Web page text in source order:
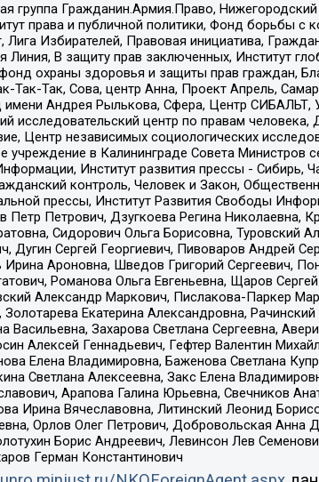
группа Гражданин.Армия.Право,
права и публичной политики, Фонд борьбы
Лига Избирателей, Правовая инициатива,
Линия, В защиту прав заключенных, Институт
охраны здоровья и защиты прав граждан,
Так-Так, Сова, центр Анна, Проект Апрель,
имени Андрея Рылькова, Сфера, Центр СИБАЛЬТ,
исследовательский центр по правам
Центр независимых социологических
учреждение в Калининграде Совета
Институт развития прессы - Сибирь,
контроль, Человек и Закон,
прессы, Институт Развития Свободы
Петр Петрович, Дзугкоева Регина
Сидорович Ольга Борисовна, Туровский
Дугин Сергей Георгиевич, Пивоваров Андрей
Ароновна, Шведов Григорий Сергеевич,
Романова Ольга Евгеньевна, Щаров
Александр Маркович, Пислакова-Паркер
Золотарева Екатерина Александровна,
Васильевна, Захарова Светлана Сергеевна,
Алексей Геннадьевич, Гефтер Валентин
Елена Владимировна, Баженова Светлана
Светлана Алексеевна, Закс Елена
Арапова Галина Юрьевна, Свечников
Ирина Вячеславовна, Литинский Леонид
Орлов Олег Петрович, Добровольская Анна
Борис Андреевич, Левинсон Лев
Герман Константинович